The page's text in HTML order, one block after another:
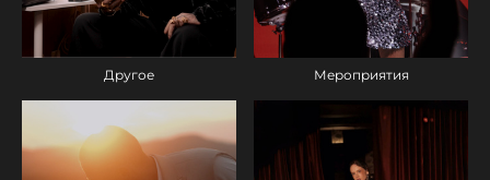
Другое Мероприятия